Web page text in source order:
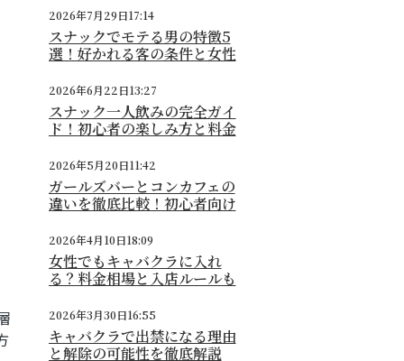
2026年7月29日17:14
スナックでモテる男の特徴5
選！好かれる客の条件と女性
2026年6月22日13:27
スナック一人飲みの完全ガイ
ド！初心者の楽しみ方と料金
2026年5月20日11:42
ガールズバーとコンカフェの
違いを徹底比較！初心者向け
2026年4月10日18:09
女性でもキャバクラに入れ
る？料金相場と入店ルールも
2026年3月30日16:55
キャバクラで出禁になる理由
と解除の可能性を徹底解説